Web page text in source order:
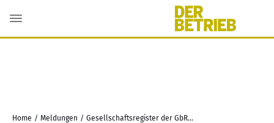
Home / Meldungen / Gesellschaftsregister der GbR: Referentenentwurf liegt vor